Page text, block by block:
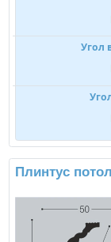
Угол
Плинтус